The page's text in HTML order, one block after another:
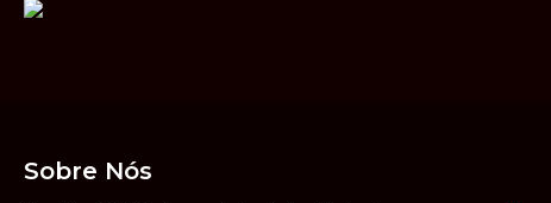
Sobre Nós